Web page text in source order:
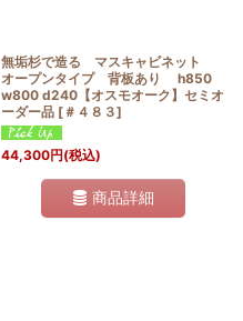
無垢杉で造る マスキャビネット
オープンタイプ 背板あり h850
w800 d240【オスモオーク】セミオ
ーダー品 [ ＃４８３]
44,300円(税込)
商品詳細